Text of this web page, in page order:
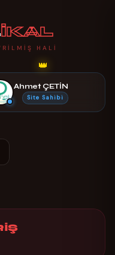
İKAL
HALI
👑
Ahmet ÇETİN
Site Sahibi